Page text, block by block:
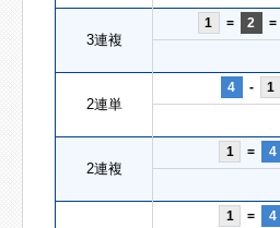
3連複
1 = 2 =
2連単
4 - 1
2連複
1 = 4
1 = 4